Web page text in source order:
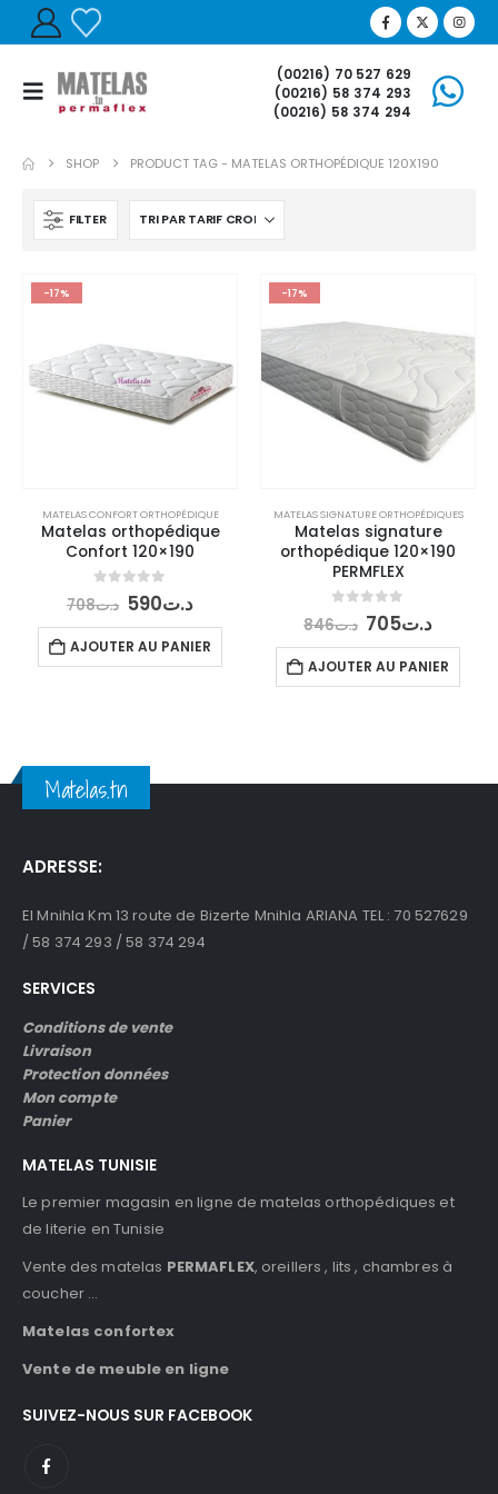
(00216) 70 527 629
(00216) 58 374 293
(00216) 58 374 294
SHOP PRODUCT TAG - MATELAS ORTHOPÉDIQUE 120X190
FILTER
-17%
MATELAS CONFORT ORTHOPÉDIQUE
Matelas orthopédique
Confort 120×190
out of 5د.ت708 Le
initial
était :
د.ت708.
د.ت590 Le
actuel
est :
AJOUTER AU PANIER
-17%
MATELAS SIGNATURE ORTHOPÉDIQUES
Matelas signature
orthopédique 120×190
PERMFLEX
out of 5د.ت846 Le
initial
était :
د.ت846.
د.ت705 Le
actuel
est :
AJOUTER AU PANIER
Matelas.tn
ADRESSE:
El Mnihla Km 13 route de Bizerte Mnihla ARIANA TEL : 70 527629
/ 58 374 293 / 58 374 294
SERVICES
Conditions de vente
Livraison
Protection données
Mon compte
Panier
MATELAS TUNISIE
Le premier magasin en ligne de matelas orthopédiques et
de literie en Tunisie
Vente des matelas PERMAFLEX, oreillers , lits , chambres à
coucher …
Matelas confortex
Vente de meuble en ligne
SUIVEZ-NOUS SUR FACEBOOK